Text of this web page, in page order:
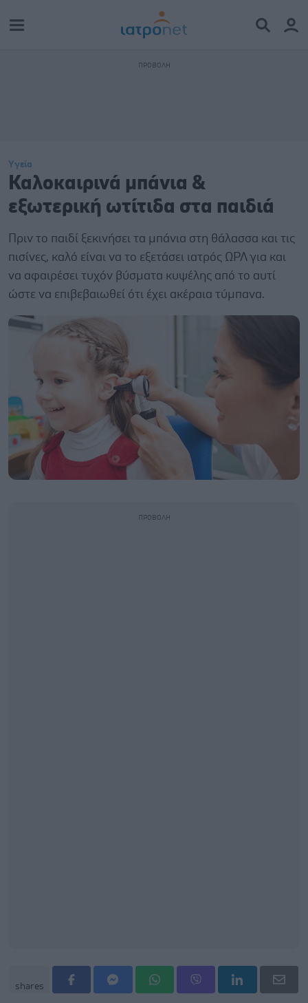
Υγεία
Καλοκαιρινά μπάνια &
εξωτερική ωτίτιδα στα παιδιά
Πριν το παιδί ξεκινήσει τα μπάνια στη θάλασσα και τις
πισίνες, καλό είναι να το εξετάσει ιατρός ΩΡΛ για και
να αφαιρέσει τυχόν βύσματα κυψέλης από το αυτί
ώστε να επιβεβαιωθεί ότι έχει ακέραια τύμπανα.
shares